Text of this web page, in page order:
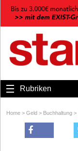
Rubriken
Home > Geld > Buchhaltung >